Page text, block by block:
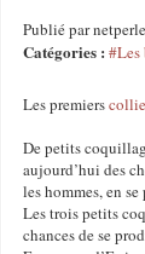
Publié par
Catégories : #Les
Les premiers
De petits
aujourd’hui des
les hommes, en
Les trois petits
chances de se